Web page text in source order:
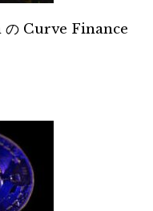
Curve Finance